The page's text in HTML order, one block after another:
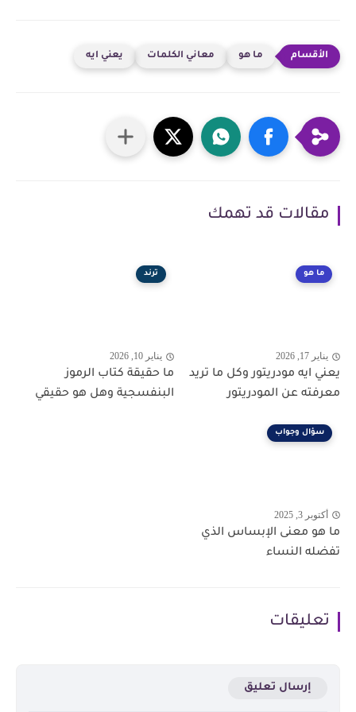
ما هو معاني الكلمات يعني ايه
مقالات قد تهمك
ما هو
يناير 17, 2026
يعني ايه مودريتور وكل ما تريد
معرفته عن المودريتور
ترند
يناير 10, 2026
ما حقيقة كتاب الرموز
البنفسجية وهل هو حقيقي
سؤال وجواب
أكتوبر 3, 2025
ما هو معنى الإبساس الذي
تفضله النساء
تعليقات
إرسال تعليق